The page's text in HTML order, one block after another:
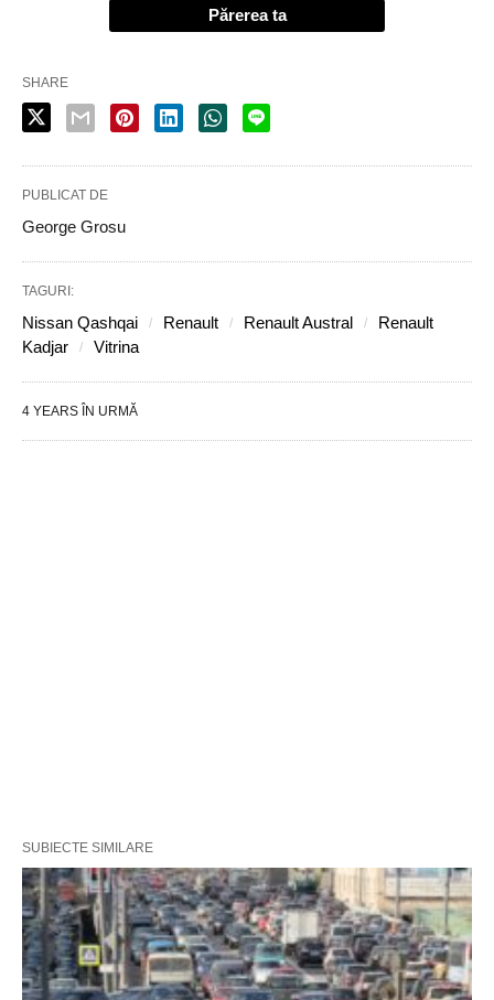
Părerea ta
SHARE
PUBLICAT DE
George Grosu
TAGURI:
Nissan Qashqai Renault Renault Austral
Renault
Kadjar
Vitrina
4 YEARS ÎN URMĂ
SUBIECTE SIMILARE